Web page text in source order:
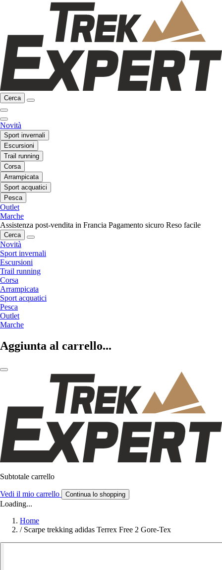
Cerca
Novità
Sport invernali
Escursioni
Trail running
Corsa
Arrampicata
Sport acquatici
Pesca
Outlet
Marche
Assistenza post-vendita in Francia Pagamento sicuro Reso facile
Cerca
Novità
Sport invernali
Escursioni
Trail running
Corsa
Arrampicata
Sport acquatici
Pesca
Outlet
Marche
Aggiunta al carrello...
Subtotale carrello
Vedi il mio carrello Continua lo shopping
Loading...
Home
/ Scarpe trekking adidas Terrex Free 2 Gore-Tex